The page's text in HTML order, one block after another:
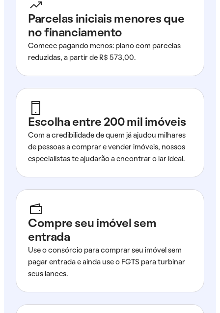
Parcelas iniciais menores que
no financiamento
Comece pagando menos: plano com parcelas
reduzidas, a partir de R$ 573,00.
Escolha entre 200 mil imóveis
Com a credibilidade de quem já ajudou milhares
de pessoas a comprar e vender imóveis, nossos
especialistas te ajudarão a encontrar o lar ideal.
Compre seu imóvel sem
entrada
Use o consórcio para comprar seu imóvel sem
pagar entrada e ainda use o FGTS para turbinar
seus lances.